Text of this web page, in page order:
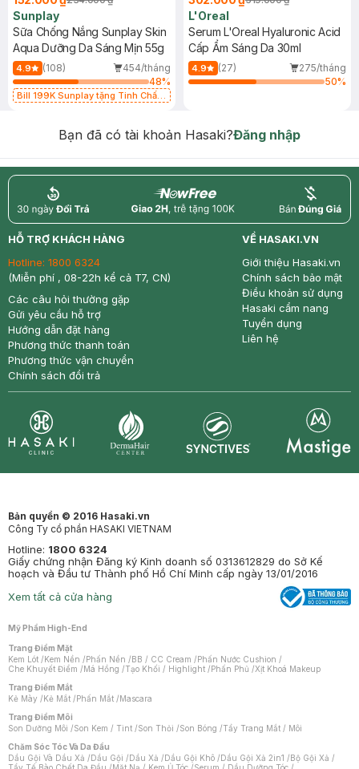
Sunplay
Sữa Chống Nắng Sunplay Skin
Aqua Dưỡng Da Sáng Mịn 55g
4.9 (108)
454/tháng
48%
Bill 199K Sunplay tặng Tinh Chất
L'Oreal
Serum L'Oreal Hyaluronic Acid
Cấp Ẩm Sáng Da 30ml
4.9 (27)
275/tháng
50%
Bạn đã có tài khoản Hasaki?Đăng nhập
return nowfree price
HỖ TRỢ KHÁCH HÀNG
Hotline: 1800 6324
(Miễn phí , 08-22h kể cả T7, CN)
Các câu hỏi thường gặp
Gửi yêu cầu hỗ trợ
Hướng dẫn đặt hàng
Phương thức thanh toán
Phương thức vận chuyển
Chính sách đổi trả
VỀ HASAKI.VN
Giới thiệu Hasaki.vn
Chính sách bảo mật
Điều khoản sử dụng
Hasaki cẩm nang
Tuyển dụng
Liên hệ
Bản quyền © 2016 Hasaki.vn
Công Ty cổ phần HASAKI VIETNAM
Hotline: 1800 6324
Giấy chứng nhận Đăng ký Kinh doanh số 0313612829 do Sở Kế
hoạch và Đầu tư Thành phố Hồ Chí Minh cấp ngày 13/01/2016
Xem tất cả cửa hàng
Mỹ Phẩm High-End
Trang Điểm Mặt
Kem Lót /Kem Nền /Phấn Nền /BB / CC Cream /Phấn Nước Cushion /
Che Khuyết Điểm /Má Hồng /Tạo Khối / Highlight /Phấn Phủ /Xịt Khoá Makeup
Trang Điểm Mắt
Kẻ Mày /Kẻ Mắt /Phấn Mắt /Mascara
Trang Điểm Môi
Son Dưỡng Môi /Son Kem / Tint /Son Thỏi /Son Bóng /Tẩy Trang Mắt / Môi
Chăm Sóc Tóc Và Da Đầu
Dầu Gội Và Dầu Xả /Dầu Gội /Dầu Xả /Dầu Gội Khô /Dầu Gội Xả 2in1 /Bộ Gội Xả /